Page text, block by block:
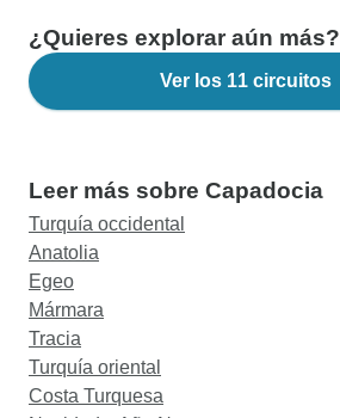
¿Quieres explorar aún más?
Ver los 11 circuitos
Leer más sobre Capadocia
Turquía occidental
Anatolia
Egeo
Mármara
Tracia
Turquía oriental
Costa Turquesa